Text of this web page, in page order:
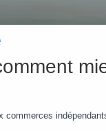
commerces